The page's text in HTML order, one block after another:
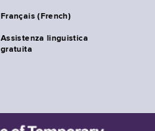
Français (French)
Assistenza linguistica
gratuita